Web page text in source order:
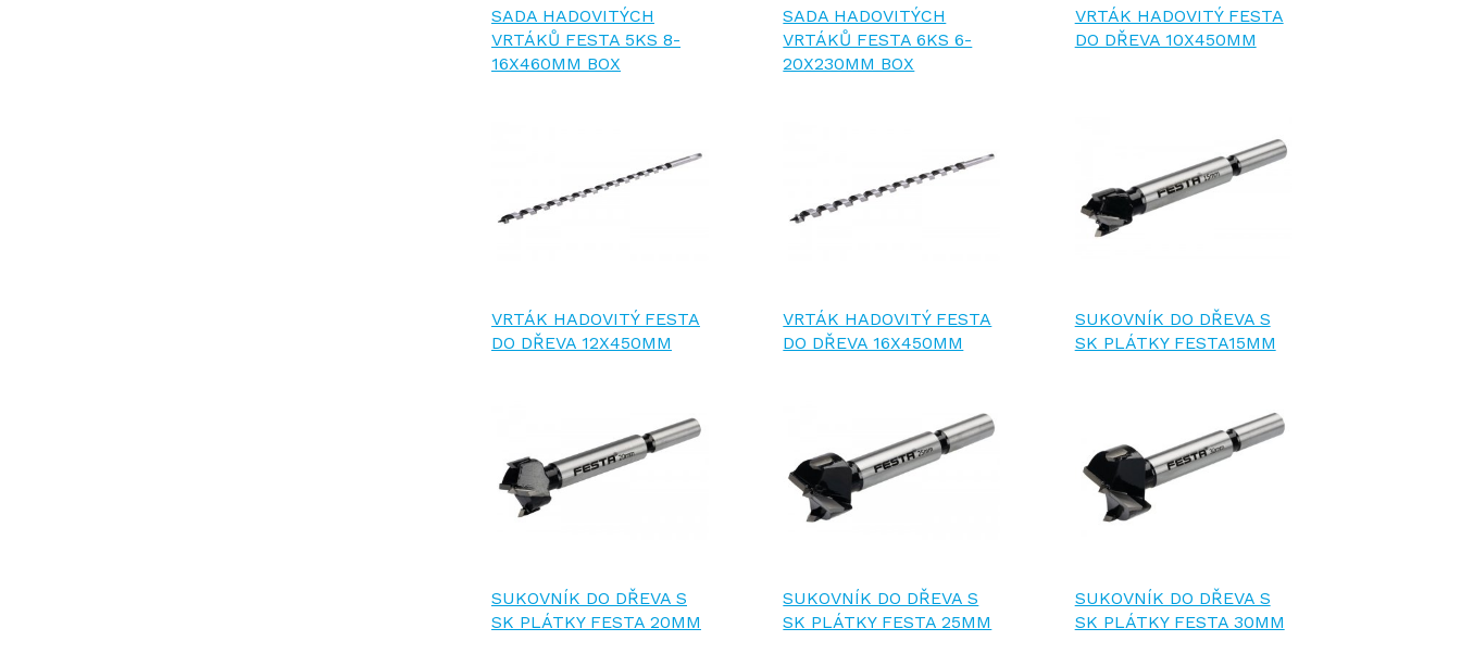
SADA HADOVITÝCH
VRTÁKŮ FESTA 5KS 8-
16X460MM BOX
SADA HADOVITÝCH
VRTÁKŮ FESTA 6KS 6-
20X230MM BOX
VRTÁK HADOVITÝ FESTA
DO DŘEVA 10X450MM
VRTÁK HADOVITÝ FESTA
DO DŘEVA 12X450MM
VRTÁK HADOVITÝ FESTA
DO DŘEVA 16X450MM
SUKOVNÍK DO DŘEVA S
SK PLÁTKY FESTA15MM
SUKOVNÍK DO DŘEVA S
SK PLÁTKY FESTA 20MM
SUKOVNÍK DO DŘEVA S
SK PLÁTKY FESTA 25MM
SUKOVNÍK DO DŘEVA S
SK PLÁTKY FESTA 30MM